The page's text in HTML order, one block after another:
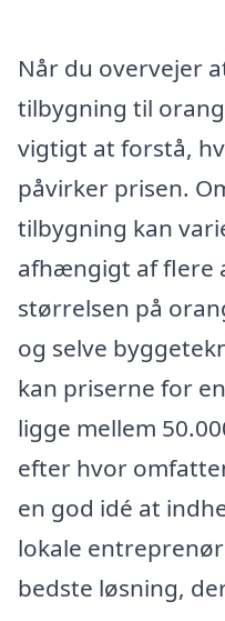
Når du overvejer
tilbygning til
vigtigt at forstå,
påvirker prisen.
tilbygning kan
afhængigt af flere
størrelsen på
og selve
kan priserne for
ligge mellem
efter hvor
en god idé at
lokale
bedste løsning,